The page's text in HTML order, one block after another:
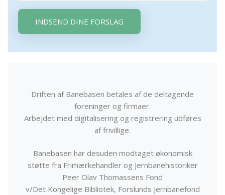
INDSEND DINE FORSLAG
Driften af Banebasen betales af de deltagende
foreninger og firmaer.
Arbejdet med digitalisering og registrering udføres
af frivillige.
Banebasen har desuden modtaget økonomisk
støtte fra Frimærkehandler og Jernbanehistoriker
Peer Olav Thomassens Fond
v/Det Kongelige Bibliotek, Forslunds Jernbanefond